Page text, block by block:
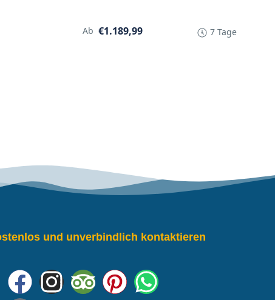
Ab €1.189,99 7 Tage
und unverbindlich kontaktieren